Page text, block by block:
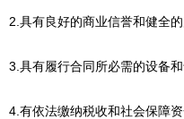
2.具有良好的商业信誉和健全的
3.具有履行合同所必需的设备和
4.有依法缴纳税收和社会保障资